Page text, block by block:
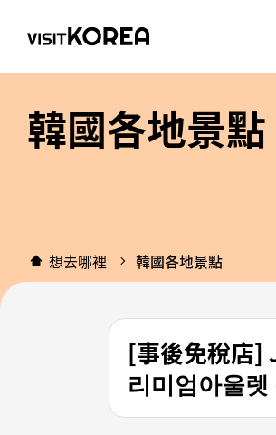
韓國各地景點
想去哪裡 韓國各地景點
[事後免稅店]
리미엄아울